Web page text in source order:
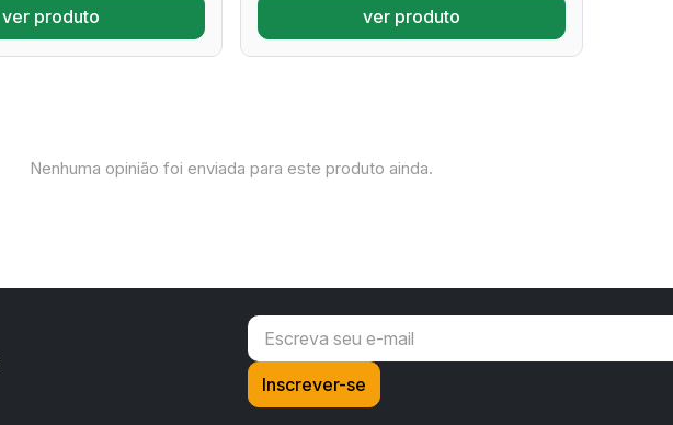
ver produto ver produto
Nenhuma opinião foi enviada para este produto ainda.